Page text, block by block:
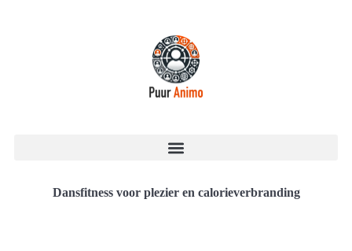
Dansfitness voor plezier en calorieverbranding